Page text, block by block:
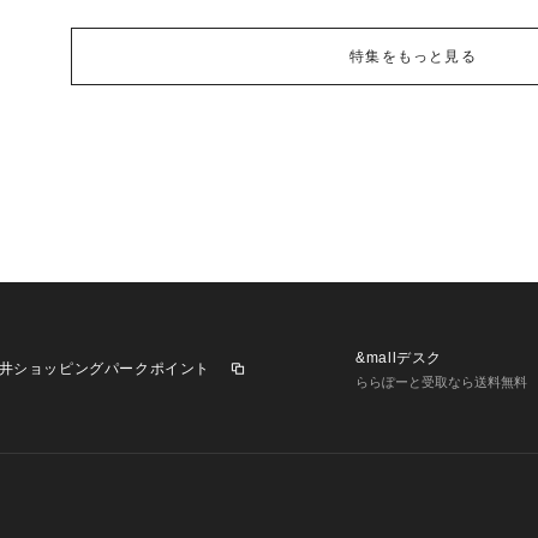
特集をもっと見る
ショッピングパークポイント
&mallデスク
ららぽーと受取なら送料無料